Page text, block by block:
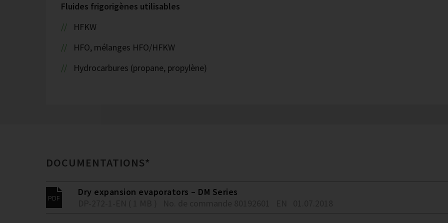
Fluides frigorigènes utilisables
HFKW
HFO, mélanges HFO/HFKW
Hydrocarbures (propane, propylène)
DOCUMENTATIONS*
Dry expansion evaporators – DM Series